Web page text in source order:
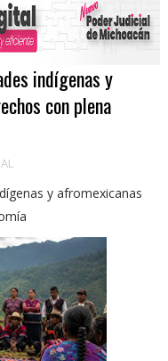
indígenas y
con plena
y afromexicanas